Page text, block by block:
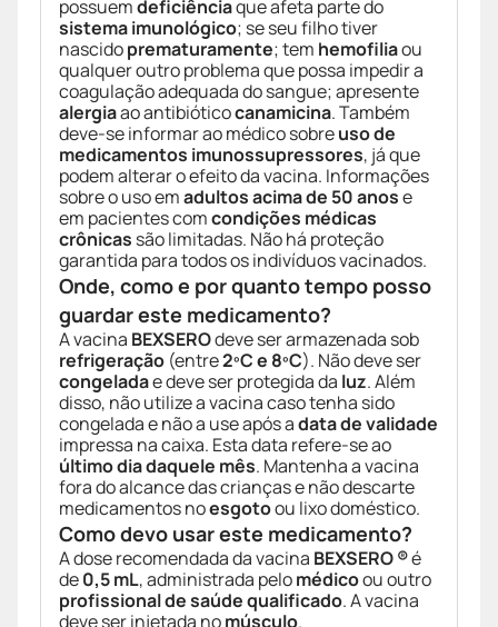
possuemdeficiênciaque afeta parte do
sistema imunológico; se seu filho tiver
nascidoprematuramente; tem hemofiliaou
qualquer outro problema que possa impedir a
coagulação adequada do sangue; apresente
alergiaao antibióticocanamicina. Também
deve-se informar ao médico sobreuso de
medicamentos imunossupressores, já que
podem alterar o efeito da vacina. Informações
sobre o uso emadultos acima de 50 anose
em pacientes comcondições médicas
crônicas são limitadas. Não há proteção
garantida para todos os indivíduos vacinados.
Onde, como e por quanto tempo posso
guardar este medicamento?
A vacina BEXSEROdeve ser armazenada sob
refrigeração (entre2ºC e 8ºC). Não deve ser
congeladae deve ser protegida da luz. Além
disso, não utilize a vacina caso tenha sido
congelada e não a use após adata de validade
impressa na caixa. Esta data refere-se ao
último dia daquele mês. Mantenha a vacina
fora do alcance das crianças e não descarte
medicamentos noesgotoou lixo doméstico.
Como devo usar este medicamento?
A dose recomendada da vacina BEXSERO ®é
de0,5 mL, administrada pelomédicoou outro
profissional de saúde qualificado. A vacina
deve ser injetada nomúsculo.